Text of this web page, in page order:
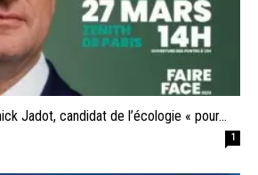
Jadot, candidat de l’écologie « pour...
1